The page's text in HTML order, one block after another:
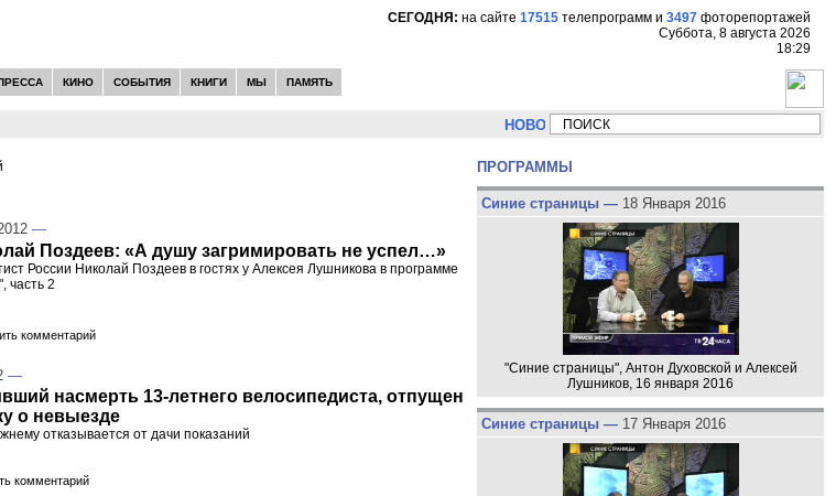
СЕГОДНЯ: на сайте 17515 телепрограмм и 3497 фоторепортажей
Суббота, 8 августа 2026
18:29
КИНО СОБЫТИЯ КНИГИ МЫ ПАМЯТЬ
НОВОСТИ: Сергей Цыпляев "Мир как никогда близко
—
Поздеев: «А душу загримировать не успел…»
России Николай Поздеев в гостях у Алексея Лушникова в программе
часть 2
комментарий
—
насмерть 13-летнего велосипедиста, отпущен
о невыезде
отказывается от дачи показаний
комментарий
ПРОГРАММЫ
Синие страницы — 18 Января 2016
"Синие страницы", Антон Духовской и Алексей
Лушников, 16 января 2016
Синие страницы — 17 Января 2016